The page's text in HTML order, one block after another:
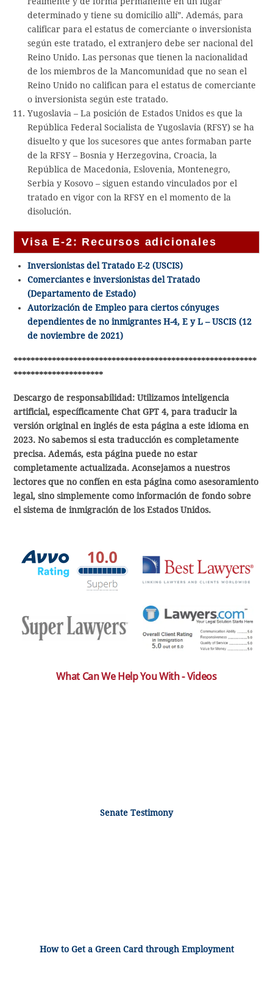
determinado y tiene su domicilio allí”. Además, para
calificar para el estatus de comerciante o inversionista
según este tratado, el extranjero debe ser nacional del
Reino Unido. Las personas que tienen la nacionalidad
de los miembros de la Mancomunidad que no sean el
Reino Unido no califican para el estatus de comerciante
o inversionista según este tratado.
Yugoslavia – La posición de Estados Unidos es que la
República Federal Socialista de Yugoslavia (RFSY) se ha
disuelto y que los sucesores que antes formaban parte
de la RFSY – Bosnia y Herzegovina, Croacia, la
República de Macedonia, Eslovenia, Montenegro,
Serbia y Kosovo – siguen estando vinculados por el
tratado en vigor con la RFSY en el momento de la
disolución.
Visa E-2: Recursos adicionales
Inversionistas del Tratado E-2 (USCIS)
Comerciantes e inversionistas del Tratado
(Departamento de Estado)
Autorización de Empleo para ciertos cónyuges
dependientes de no inmigrantes H-4, E y L – USCIS (12
de noviembre de 2021)
*********************************************************
*********************
Descargo de responsabilidad: Utilizamos inteligencia
artificial, específicamente Chat GPT 4, para traducir la
versión original en inglés de esta página a este idioma en
2023. No sabemos si esta traducción es completamente
precisa. Además, esta página puede no estar
completamente actualizada. Aconsejamos a nuestros
lectores que no confíen en esta página como asesoramiento
legal, sino simplemente como información de fondo sobre
el sistema de inmigración de los Estados Unidos.
What Can We Help You With - Videos
Senate Testimony
How to Get a Green Card through Employment